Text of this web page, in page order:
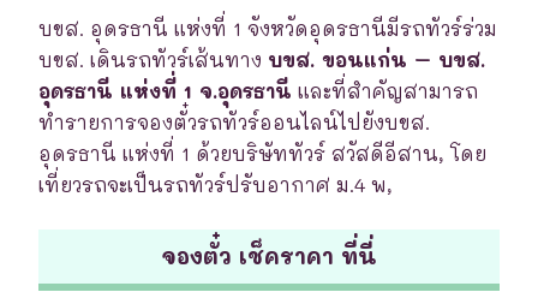
บขส. อุดรธานี แห่งที่ 1 จังหวัดอุดรธานีมีรถทัวร์ร่วม
บขส. เดินรถทัวร์เส้นทาง บขส. ขอนแก่น – บขส.
อุดรธานี แห่งที่ 1 จ.อุดรธานี และที่สำคัญสามารถ
ทำรายการจองตั๋วรถทัวร์ออนไลน์ไปยังบขส.
อุดรธานี แห่งที่ 1 ด้วยบริษัททัวร์ สวัสดีอีสาน, โดย
เที่ยวรถจะเป็นรถทัวร์ปรับอากาศ ม.4 พ,
จองตั๋ว เช็คราคา ที่นี่